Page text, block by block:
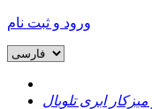
ورود و ثبت نام
ابری تلوبال